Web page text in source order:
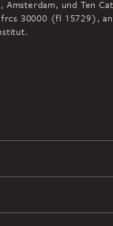
und Ten
30000 (fl 15729),